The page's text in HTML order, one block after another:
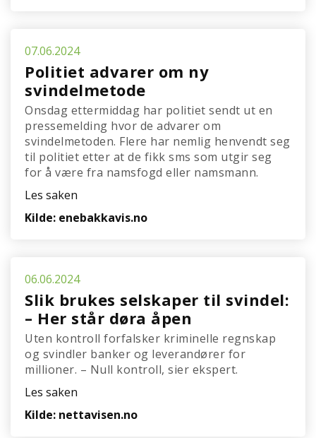
07.06.2024
Politiet advarer om ny
svindelmetode
Onsdag ettermiddag har politiet sendt ut en
pressemelding hvor de advarer om
svindelmetoden. Flere har nemlig henvendt seg
til politiet etter at de fikk sms som utgir seg
for å være fra namsfogd eller namsmann.
Les saken
Kilde: enebakkavis.no
06.06.2024
Slik brukes selskaper til svindel:
– Her står døra åpen
Uten kontroll forfalsker kriminelle regnskap
og svindler banker og leverandører for
millioner. – Null kontroll, sier ekspert.
Les saken
Kilde: nettavisen.no